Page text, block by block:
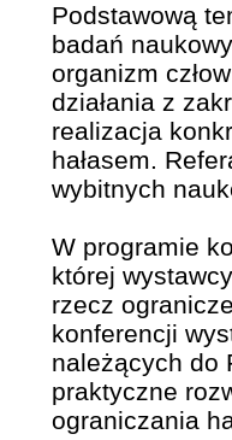
Podstawową
badań
organizm
działania z
realizacja
hałasem.
wybitnych
W programie
której
rzecz
konferencji
należących do
praktyczne
ograniczania